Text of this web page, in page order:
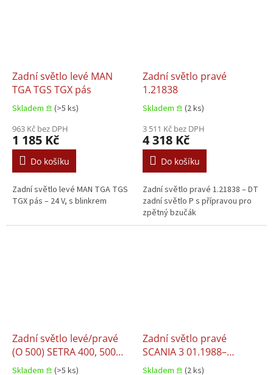
Zadní světlo levé MAN
TGA TGS TGX pás
Skladem 𖠿 (>5 ks)
963 Kč bez DPH
1 185 Kč
Do košíku
Zadní světlo levé MAN TGA TGS
TGX pás – 24 V, s blinkrem
Zadní světlo pravé
1.21838
Skladem 𖠿 (2 ks)
3 511 Kč bez DPH
4 318 Kč
Do košíku
Zadní světlo pravé 1.21838 – DT
zadní světlo P s přípravou pro
zpětný bzučák
Zadní světlo levé/pravé
(O 500) SETRA 400, 500
01.2096–01.2096
Skladem 𖠿 (>5 ks)
Zadní světlo pravé
SCANIA 3 01.1988–
12.1996
Skladem 𖠿 (2 ks)